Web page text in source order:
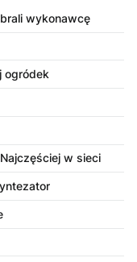
wykonawcę
ogródek
w sieci